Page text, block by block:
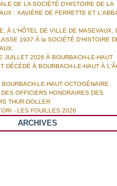
DE LA SOCIÉTÉ D'HISTOIRE DE LA
: XAVIÈRE DE FERRETTE ET
À L'HÔTEL DE VILLE DE MASEVAUX,
1937 À la SOCIÉTÉ D'HISTOIRE
JUILLET 2026 À BOURBACH-LE-HAUT
DÉCÉDÉ À BOURBACH-LE-HAUT À
LE-HAUT OCTOGÉNAIRE
OFFICIERS HONORAIRES DES
THUR-DOLLER
- LES FOUILLES 2026
ARCHIVES